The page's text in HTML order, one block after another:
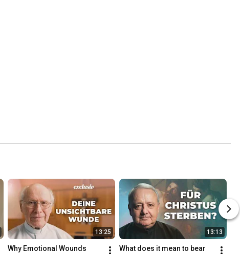
13:25
Why Emotional Wounds
13:13
What does it mean to bear